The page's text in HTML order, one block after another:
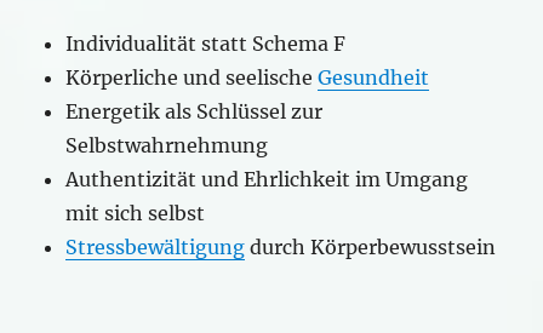
Individualität statt Schema F
Körperliche und seelischeGesundheit
Energetik als Schlüssel zur
Selbstwahrnehmung
Authentizität und Ehrlichkeit im Umgang
mit sich selbst
Stressbewältigung durch Körperbewusstsein